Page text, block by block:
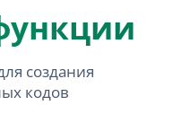
создания
кодов